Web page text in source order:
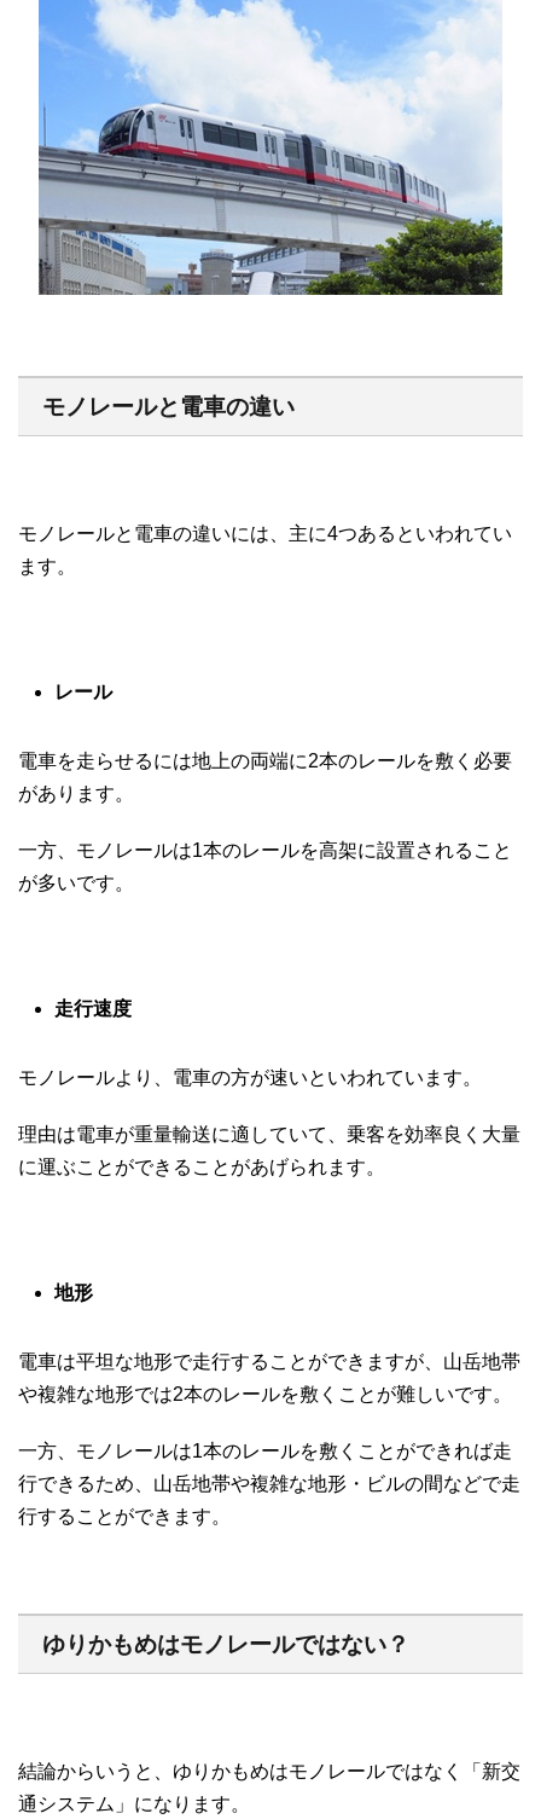
モノレールと電車の違い
モノレールと電車の違いには、主に4つあるといわれてい
ます。
レール
電車を走らせるには地上の両端に2本のレールを敷く必要
があります。
一方、モノレールは1本のレールを高架に設置されること
が多いです。
走行速度
モノレールより、電車の方が速いといわれています。
理由は電車が重量輸送に適していて、乗客を効率良く大量
に運ぶことができることがあげられます。
地形
電車は平坦な地形で走行することができますが、山岳地帯
や複雑な地形では2本のレールを敷くことが難しいです。
一方、モノレールは1本のレールを敷くことができれば走
行できるため、山岳地帯や複雑な地形・ビルの間などで走
行することができます。
ゆりかもめはモノレールではない？
結論からいうと、ゆりかもめはモノレールではなく「新交
通システム」になります。